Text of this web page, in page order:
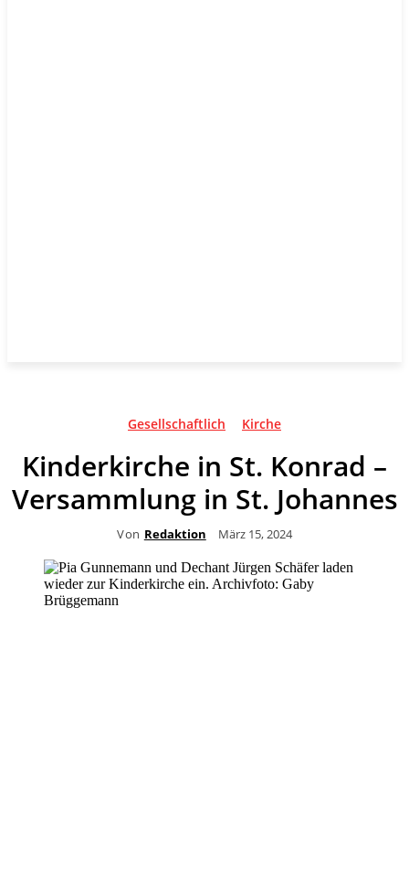
Gesellschaftlich Kirche
Kinderkirche in St. Konrad –
Versammlung in St. Johannes
Von Redaktion März 15, 2024